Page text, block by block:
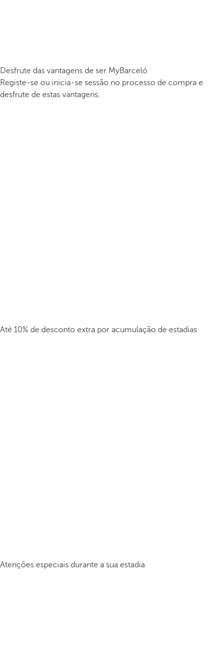
Desfrute das vantagens de ser MyBarceló
Registe-se ou inicia-se sessão no processo de compra e
desfrute de estas vantagens.
Até 10% de desconto extra por acumulação de estadias
Atenções especiais durante a sua estadia